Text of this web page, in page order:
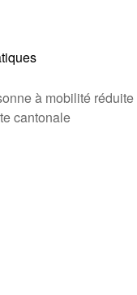
à mobilité réduite
cantonale